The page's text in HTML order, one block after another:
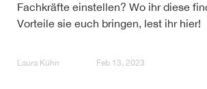
Fachkräfte einstellen? Wo ihr diese
Vorteile sie euch bringen, lest ihr hier!
Laura Kühn Feb 13, 2023